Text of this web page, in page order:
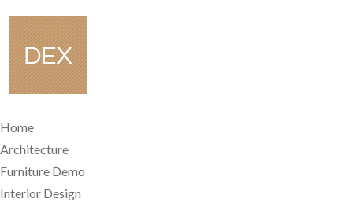
Home
Architecture
Furniture Demo
Interior Design